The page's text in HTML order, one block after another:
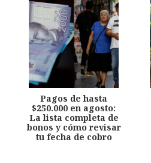
Pagos de hasta
$250.000 en agosto:
La lista completa de
bonos y cómo revisar
tu fecha de cobro